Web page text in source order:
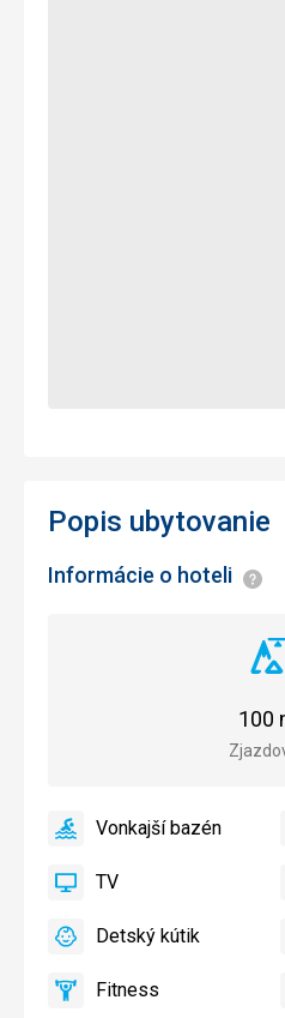
Popis ubytovanie
Informácie o hoteli
100
VonkajšíVonkajší bazén
áno
TV TV
áno
Detský
Detské
Detský kútik
áno
FitnessFitness
áno